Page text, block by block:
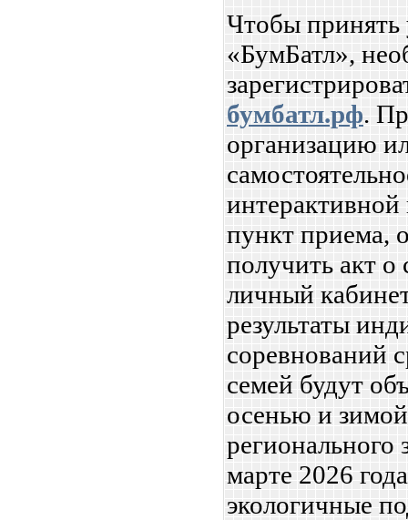
Чтобы принять
«БумБатл»,
бумбатл.рф.
организацию
пункт приема,
получить акт о
личный
результаты
соревнований
семей будут
осенью и
регионального
марте 2026
экологичные